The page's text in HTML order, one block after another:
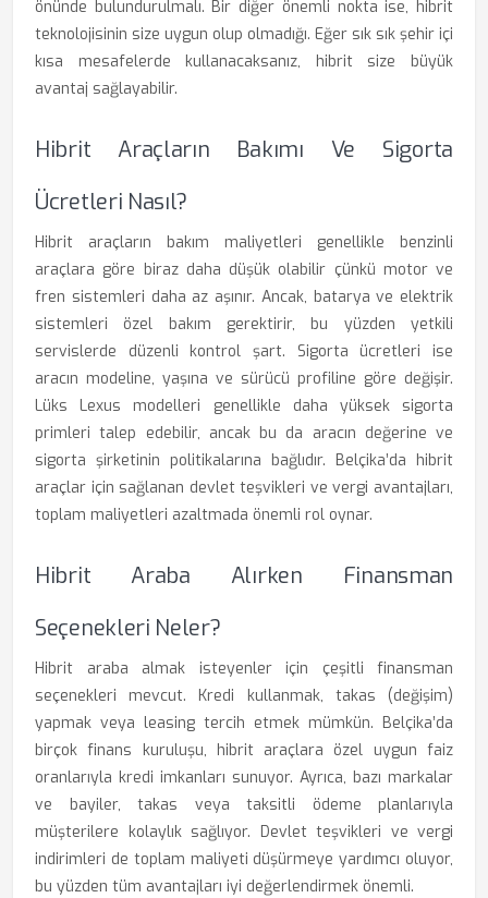
önünde bulundurulmalı. Bir diğer önemli nokta ise, hibrit
teknolojisinin size uygun olup olmadığı. Eğer sık sık şehir içi
kısa mesafelerde kullanacaksanız, hibrit size büyük
avantaj sağlayabilir.
Hibrit Araçların Bakımı Ve Sigorta
Ücretleri Nasıl?
Hibrit araçların bakım maliyetleri genellikle benzinli
araçlara göre biraz daha düşük olabilir çünkü motor ve
fren sistemleri daha az aşınır. Ancak, batarya ve elektrik
sistemleri özel bakım gerektirir, bu yüzden yetkili
servislerde düzenli kontrol şart. Sigorta ücretleri ise
aracın modeline, yaşına ve sürücü profiline göre değişir.
Lüks Lexus modelleri genellikle daha yüksek sigorta
primleri talep edebilir, ancak bu da aracın değerine ve
sigorta şirketinin politikalarına bağlıdır. Belçika’da hibrit
araçlar için sağlanan devlet teşvikleri ve vergi avantajları,
toplam maliyetleri azaltmada önemli rol oynar.
Hibrit Araba Alırken Finansman
Seçenekleri Neler?
Hibrit araba almak isteyenler için çeşitli finansman
seçenekleri mevcut. Kredi kullanmak, takas (değişim)
yapmak veya leasing tercih etmek mümkün. Belçika’da
birçok finans kuruluşu, hibrit araçlara özel uygun faiz
oranlarıyla kredi imkanları sunuyor. Ayrıca, bazı markalar
ve bayiler, takas veya taksitli ödeme planlarıyla
müşterilere kolaylık sağlıyor. Devlet teşvikleri ve vergi
indirimleri de toplam maliyeti düşürmeye yardımcı oluyor,
bu yüzden tüm avantajları iyi değerlendirmek önemli.